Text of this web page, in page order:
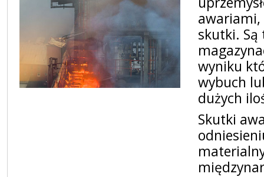
skutki.
wyniku
wybuch
dużych
Skutki